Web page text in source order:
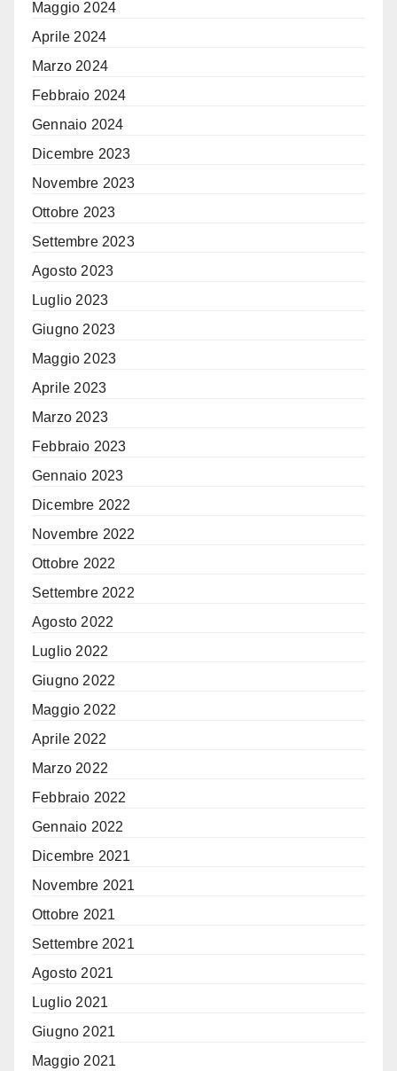
Maggio 2024
Aprile 2024
Marzo 2024
Febbraio 2024
Gennaio 2024
Dicembre 2023
Novembre 2023
Ottobre 2023
Settembre 2023
Agosto 2023
Luglio 2023
Giugno 2023
Maggio 2023
Aprile 2023
Marzo 2023
Febbraio 2023
Gennaio 2023
Dicembre 2022
Novembre 2022
Ottobre 2022
Settembre 2022
Agosto 2022
Luglio 2022
Giugno 2022
Maggio 2022
Aprile 2022
Marzo 2022
Febbraio 2022
Gennaio 2022
Dicembre 2021
Novembre 2021
Ottobre 2021
Settembre 2021
Agosto 2021
Luglio 2021
Giugno 2021
Maggio 2021